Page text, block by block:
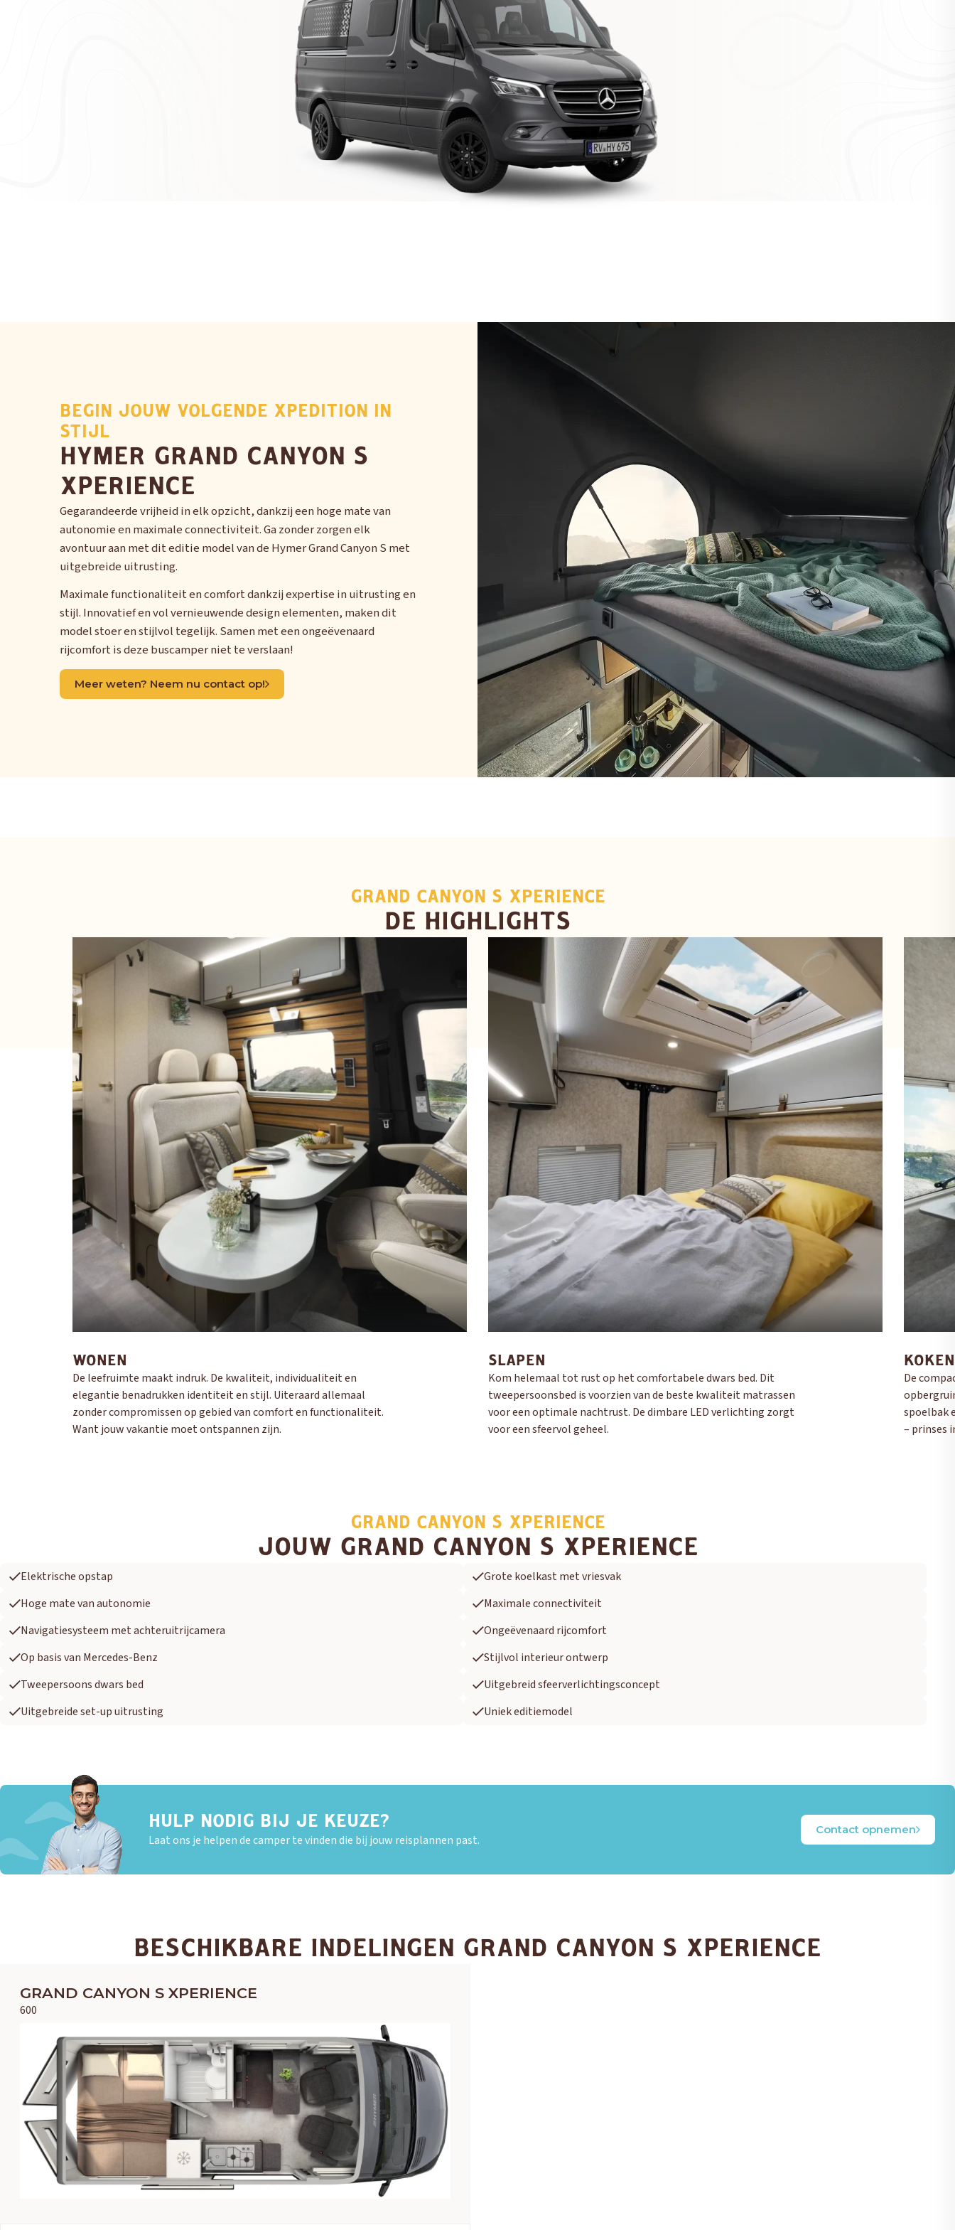
BEGIN JOUW VOLGENDE XPEDITION IN
STIJL
HYMER GRAND CANYON S
XPERIENCE
Gegarandeerde vrijheid in elk opzicht, dankzij een hoge mate van
autonomie en maximale connectiviteit. Ga zonder zorgen elk
avontuur aan met dit editie model van de Hymer Grand Canyon S met
uitgebreide uitrusting.
Maximale functionaliteit en comfort dankzij expertise in uitrusting en
stijl. Innovatief en vol vernieuwende design elementen, maken dit
model stoer en stijlvol tegelijk. Samen met een ongeëvenaard
rijcomfort is deze buscamper niet te verslaan!
Meer weten? Neem nu contact op!
GRAND CANYON S XPERIENCE
DE HIGHLIGHTS
WONEN
De leefruimte maakt indruk. De kwaliteit, individualiteit en
elegantie benadrukken identiteit en stijl. Uiteraard allemaal
zonder compromissen op gebied van comfort en functionaliteit.
Want jouw vakantie moet ontspannen zijn.
SLAPEN
Kom helemaal tot rust op het comfortabele dwars bed. Dit
tweepersoonsbed is voorzien van de beste kwaliteit matrassen
voor een optimale nachtrust. De dimbare LED verlichting zorgt
voor een sfeervol geheel.
KOKEN
De
spoelbak
– prinses
GRAND CANYON S XPERIENCE
JOUW GRAND CANYON S XPERIENCE
Elektrische opstap
Grote koelkast met vriesvak
Hoge mate van autonomie
Maximale connectiviteit
Navigatiesysteem met achteruitrijcamera
Ongeëvenaard rijcomfort
Op basis van Mercedes-Benz
Stijlvol interieur ontwerp
Tweepersoons dwars bed
Uitgebreid sfeerverlichtingsconcept
Uitgebreide set-up uitrusting
Uniek editiemodel
HULP NODIG BIJ JE KEUZE?
Laat ons je helpen de camper te vinden die bij jouw reisplannen past.
Contact opnemen
BESCHIKBARE INDELINGEN GRAND CANYON S XPERIENCE
GRAND CANYON S XPERIENCE
600
OUD GASTEL
Eriba Knaus
HERPEN